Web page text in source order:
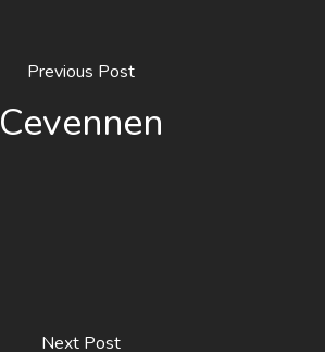
Previous Post
Cevennen
Next Post